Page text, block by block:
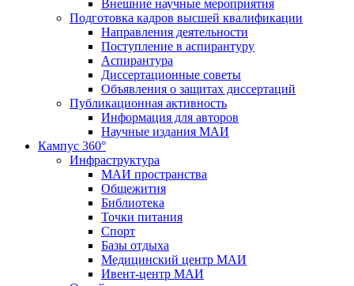
Внешние научные мероприятия
Подготовка кадров высшей квалификации
Направления деятельности
Поступление в аспирантуру
Аспирантура
Диссертационные советы
Объявления о защитах диссертаций
Публикационная активность
Информация для авторов
Научные издания МАИ
Кампус 360°
Инфраструктура
МАИ пространства
Общежития
Библиотека
Точки питания
Спорт
Базы отдыха
Медицинский центр МАИ
Ивент-центр МАИ